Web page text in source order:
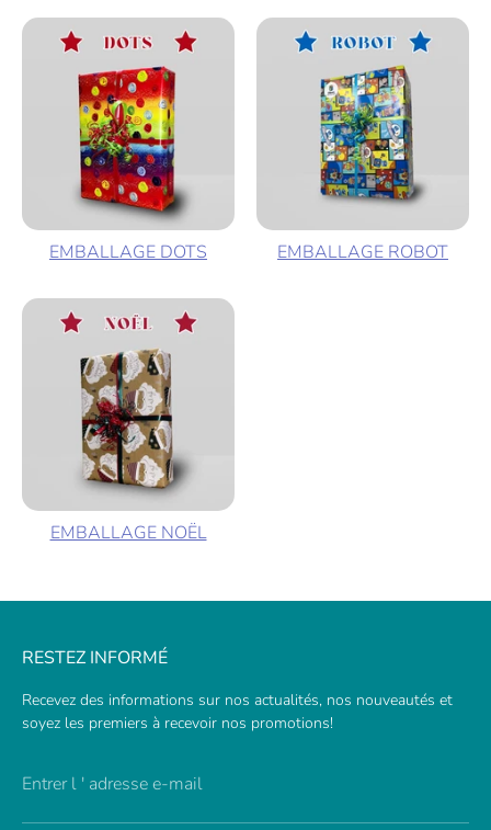
EMBALLAGE DOTS EMBALLAGE ROBOT
EMBALLAGE NOËL
RESTEZ INFORMÉ
Recevez des informations sur nos actualités, nos nouveautés et
soyez les premiers à recevoir nos promotions!
Entrer l ' adresse e-mail